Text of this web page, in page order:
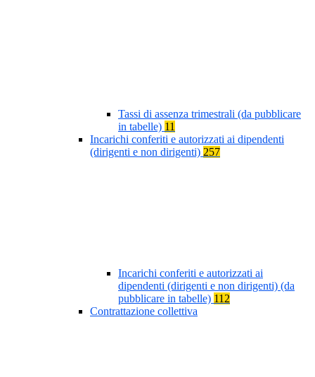
Tassi di assenza trimestrali (da pubblicare
in tabelle) 11
Incarichi conferiti e autorizzati ai dipendenti
(dirigenti e non dirigenti) 257
Incarichi conferiti e autorizzati ai
dipendenti (dirigenti e non dirigenti) (da
pubblicare in tabelle) 112
Contrattazione collettiva